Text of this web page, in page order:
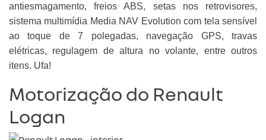
antiesmagamento, freios ABS, setas nos retrovisores,
sistema multimídia Media NAV Evolution com tela sensível
ao toque de 7 polegadas, navegação GPS, travas
elétricas, regulagem de altura no volante, entre outros
itens. Ufa!
Motorização do Renault
Logan